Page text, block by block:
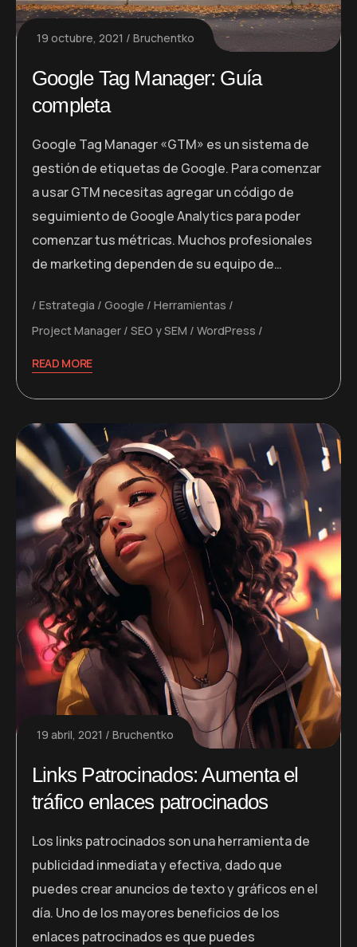
19 octubre, 2021 Bruchentko
Google Tag Manager: Guía
completa
Google Tag Manager «GTM» es un sistema de
gestión de etiquetas de Google. Para comenzar
a usar GTM necesitas agregar un código de
seguimiento de Google Analytics para poder
comenzar tus métricas. Muchos profesionales
de marketing dependen de su equipo de…
Estrategia Google
Herramientas
Project Manager
SEO y SEM WordPress
READ MORE
19 abril, 2021 Bruchentko
Links Patrocinados: Aumenta el
tráfico enlaces patrocinados
Los links patrocinados son una herramienta de
publicidad inmediata y efectiva, dado que
puedes crear anuncios de texto y gráficos en el
día. Uno de los mayores beneficios de los
enlaces patrocinados es que puedes